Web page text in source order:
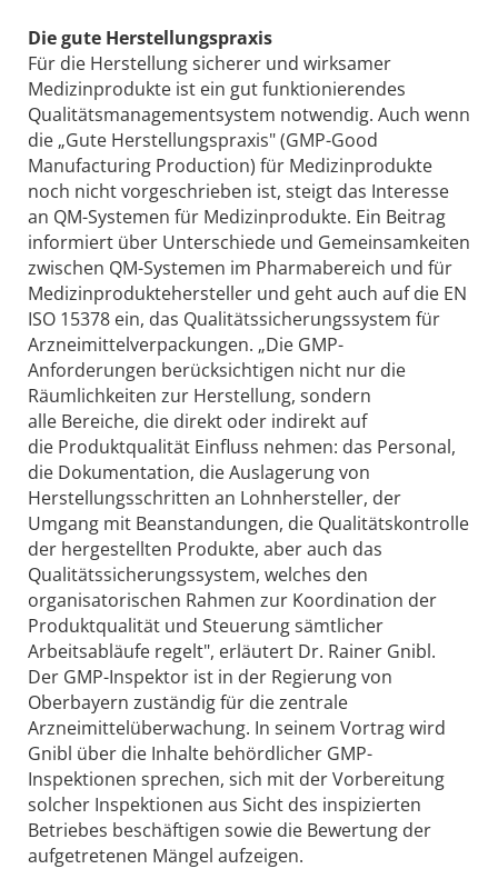
Die gute Herstellungspraxis
Für die Herstellung sicherer und wirksamer
Medizinprodukte ist ein gut funktionierendes
Qualitätsmanagementsystem notwendig. Auch wenn
die „Gute Herstellungspraxis" (GMP-Good
Manufacturing Production) für Medizinprodukte
noch nicht vorgeschrieben ist, steigt das Interesse
an QM-Systemen für Medizinprodukte. Ein Beitrag
informiert über Unterschiede und Gemeinsamkeiten
zwischen QM-Systemen im Pharmabereich und für
Medizinproduktehersteller und geht auch auf die EN
ISO 15378 ein, das Qualitäts­sicherungssystem für
Arzneimittelverpackungen. „Die GMP-
Anforderungen berücksichtigen nicht nur die
Räumlichkeiten zur Herstellung, sondern
alle Bereiche, die direkt oder indirekt auf
die Produktqualität Einfluss nehmen: das Personal,
die Dokumentation, die Auslagerung von
Herstellungsschritten an Lohnhersteller, der
Umgang mit Beanstandungen, die Qualitätskontrolle
der hergestellten Produkte, aber auch das
Qualitätssicherungssystem, welches den
organisatorischen Rahmen zur Koordination der
Produktqualität und Steuerung sämtlicher
Arbeitsabläufe regelt", erläutert Dr. Rainer Gnibl.
Der GMP-Inspektor ist in der Regierung von
Oberbayern zuständig für die zentrale
Arzneimittelüberwachung. In seinem Vortrag wird
Gnibl über die Inhalte behördlicher GMP-
Inspektionen sprechen, sich mit der Vorbereitung
solcher Inspektionen aus Sicht des inspizierten
Betriebes beschäftigen sowie die Bewertung der
aufgetretenen Mängel aufzeigen.